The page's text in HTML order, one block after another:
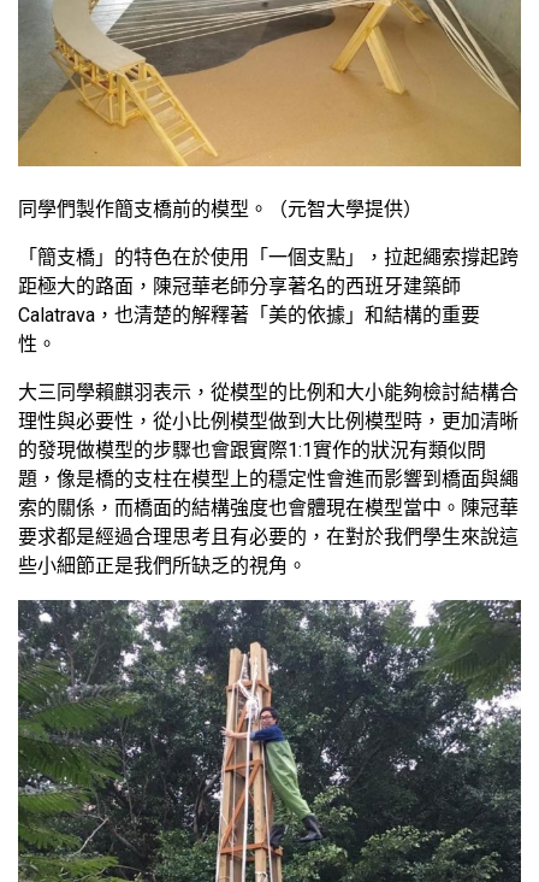
同學們製作簡支橋前的模型。（元智大學提供）
「簡支橋」的特色在於使用「一個支點」，拉起繩索撐起跨
距極大的路面，陳冠華老師分享著名的西班牙建築師
Calatrava，也清楚的解釋著「美的依據」和結構的重要
性。
大三同學賴麒羽表示，從模型的比例和大小能夠檢討結構合
理性與必要性，從小比例模型做到大比例模型時，更加清晰
的發現做模型的步驟也會跟實際1:1實作的狀況有類似問
題，像是橋的支柱在模型上的穩定性會進而影響到橋面與繩
索的關係，而橋面的結構強度也會體現在模型當中。陳冠華
要求都是經過合理思考且有必要的，在對於我們學生來說這
些小細節正是我們所缺乏的視角。